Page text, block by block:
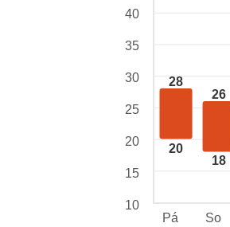
28
20
26
18
40
35
30
25
20
15
10
Pá
So